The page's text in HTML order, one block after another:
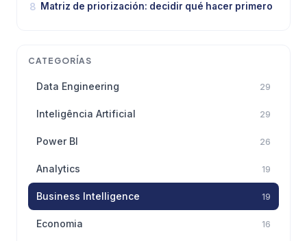
8 Matriz de priorización: decidir qué hacer primero
CATEGORÍAS
Data Engineering 29
Inteligência Artificial 29
Power BI 26
Analytics 19
Business Intelligence 19
Economia 16